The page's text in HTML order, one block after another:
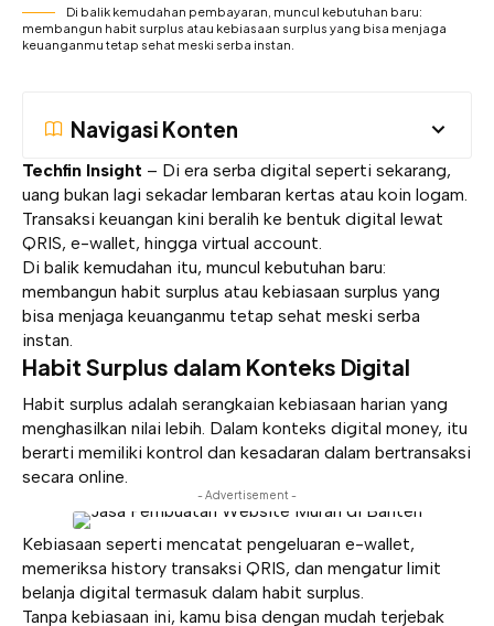
Di balik kemudahan pembayaran, muncul kebutuhan baru:
membangun habit surplus atau kebiasaan surplus yang bisa menjaga
keuanganmu tetap sehat meski serba instan.
Navigasi Konten
Techfin Insight – Di era serba digital seperti sekarang,
uang bukan lagi sekadar lembaran kertas atau koin logam.
Transaksi keuangan kini beralih ke bentuk digital lewat
QRIS, e-wallet, hingga virtual account.
Di balik kemudahan itu, muncul kebutuhan baru:
membangun habit surplus atau kebiasaan surplus yang
bisa menjaga keuanganmu tetap sehat meski serba
instan.
Habit Surplus dalam Konteks Digital
Habit surplus adalah serangkaian kebiasaan harian yang
menghasilkan nilai lebih. Dalam konteks digital money, itu
berarti memiliki kontrol dan kesadaran dalam bertransaksi
secara online.
- Advertisement -
Kebiasaan seperti mencatat pengeluaran e-wallet,
memeriksa history transaksi QRIS, dan mengatur limit
belanja digital termasuk dalam habit surplus.
Tanpa kebiasaan ini, kamu bisa dengan mudah terjebak